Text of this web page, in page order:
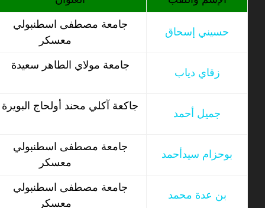
جامعة مصطفى اسطنبولي
حسيني إسحاق
جامعة مولاي الطاهر سعيدة
زقاي دياب
جاكعة آكلي محند أولحاج البويرة
جميل أحمد
جامعة مصطفى اسطنبولي
بوحزام سيدأحمد
جامعة مصطفى اسطنبولي
بن عدة محمد